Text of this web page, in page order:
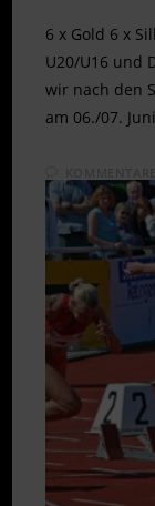
6 x Gold 6 x
U20/U16 und
wir nach den
am 06./07.